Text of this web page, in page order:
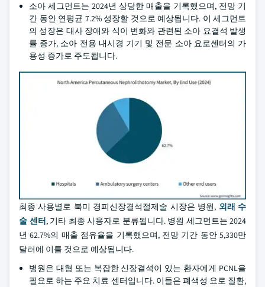
소아 세그먼트는 2024년 상당한 매출을 기록했으며, 전망 기
간 동안 연평균 7.2% 성장할 것으로 예상됩니다. 이 세그먼트
의 성장은 대사 장애와 식이 변화와 관련된 소아 요결석 발생
률 증가, 소아 전용 내시경 기기 및 전문 소아 요로센터의 가
용성 증가로 주도됩니다.
최종 사용별로 북미 경피신장결석절제술 시장은 병원, 외래 수
술 센터, 기타 최종 사용자로 분류됩니다. 병원 세그먼트는 2024
년 62.7%의 매출 점유율을 기록했으며, 전망 기간 동안 5,330만
달러에 이를 것으로 예상됩니다.
병원은 대형 또는 복잡한 신장결석이 있는 환자에게 PCNL을
필요로 하는 주요 치료 센터입니다. 이들은 폐색성 요로 질환,